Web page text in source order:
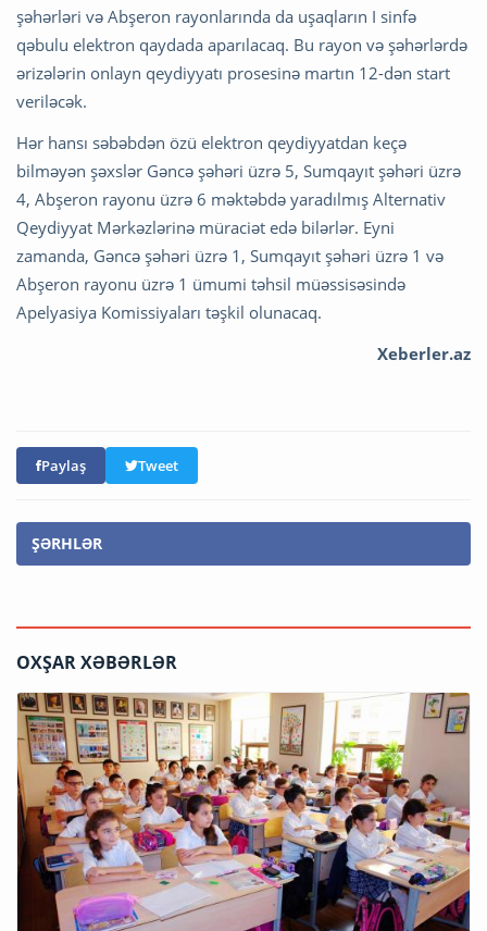
şəhərləri və Abşeron rayonlarında da uşaqların I sinfə
qəbulu elektron qaydada aparılacaq. Bu rayon və şəhərlərdə
ərizələrin onlayn qeydiyyatı prosesinə martın 12-dən start
veriləcək.
Hər hansı səbəbdən özü elektron qeydiyyatdan keçə
bilməyən şəxslər Gəncə şəhəri üzrə 5, Sumqayıt şəhəri üzrə
4, Abşeron rayonu üzrə 6 məktəbdə yaradılmış Alternativ
Qeydiyyat Mərkəzlərinə müraciət edə bilərlər. Eyni
zamanda, Gəncə şəhəri üzrə 1, Sumqayıt şəhəri üzrə 1 və
Abşeron rayonu üzrə 1 ümumi təhsil müəssisəsində
Apelyasiya Komissiyaları təşkil olunacaq.
Xeberler.az
Paylaş Tweet
ŞƏRHLƏR
OXŞAR XƏBƏRLƏR